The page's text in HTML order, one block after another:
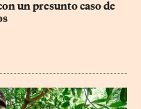
un presunto caso de